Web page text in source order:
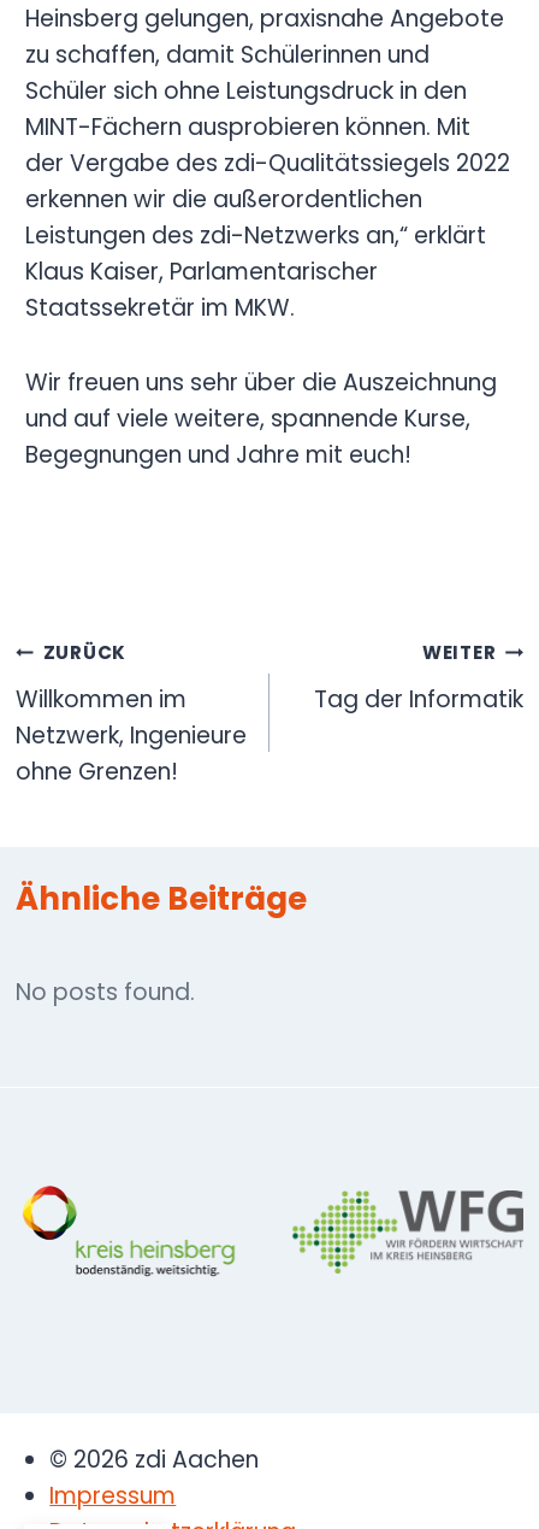
Heinsberg gelungen, praxisnahe Angebote
zu schaffen, damit Schülerinnen und
Schüler sich ohne Leistungsdruck in den
MINT-Fächern ausprobieren können. Mit
der Vergabe des zdi-Qualitätssiegels 2022
erkennen wir die außerordentlichen
Leistungen des zdi-Netzwerks an,“ erklärt
Klaus Kaiser, Parlamentarischer
Staatssekretär im MKW.
Wir freuen uns sehr über die Auszeichnung
und auf viele weitere, spannende Kurse,
Begegnungen und Jahre mit euch!
Beitragsnavigation
ZURÜCK
Willkommen im
Netzwerk, Ingenieure
ohne Grenzen!
WEITER
Tag der Informatik
Ähnliche Beiträge
No posts found.
© 2026 zdi Aachen
Impressum